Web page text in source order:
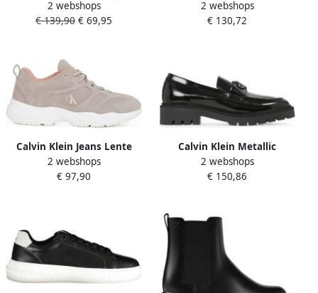
Sneakers Hike Run Ckstripe
Mesh
2 webshops
€ 139,90 € 69,95
met verstelbare band effen
kleur
2 webshops
€ 130,72
Calvin Klein Jeans Lente
Zomer Dames Sneakers
Collectie
2 webshops
€ 97,90
Calvin Klein Metallic
Combat Loafer Herfst
Winter Collectie Black
2 webshops
€ 150,86